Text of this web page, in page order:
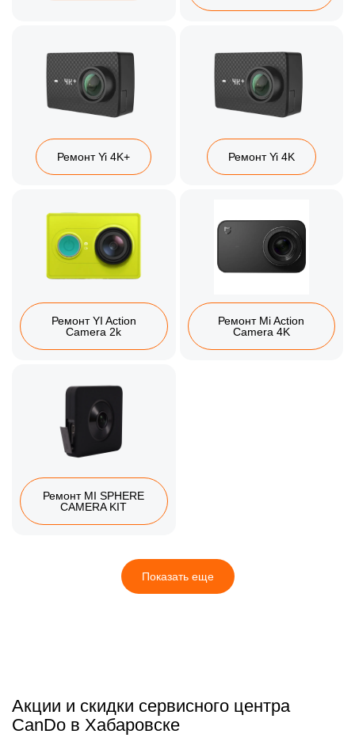
Ремонт Yi 4K+ Ремонт Yi 4K
Ремонт YI Action
Camera 2k
Ремонт Mi Action
Camera 4K
Ремонт MI SPHERE
CAMERA KIT
Показать еще
Акции и скидки сервисного центра
CanDo в Хабаровске